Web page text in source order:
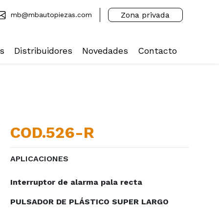
mb@mbautopiezas.com Zona privada
Distribuidores Novedades Contacto
COD.526-R
APLICACIONES
Interruptor de alarma pala recta
PULSADOR DE PLÁSTICO SUPER LARGO